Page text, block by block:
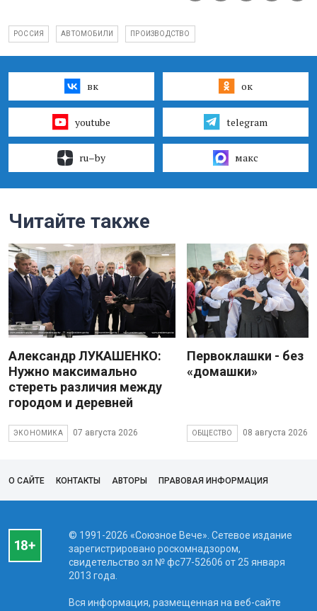
РОССИЯ АВТОМОБИЛИ ПРОИЗВОДСТВО
вк ок
youtube telegram
ru–by макс
Читайте также
Александр ЛУКАШЕНКО:
Нужно максимально
стереть различия между
городом и деревней
ЭКОНОМИКА 07 августа 2026
Первоклашки - без
«домашки»
ОБЩЕСТВО 08 августа 2026
О САЙТЕ КОНТАКТЫ АВТОРЫ ПРАВОВАЯ ИНФОРМАЦИЯ
© 1991-2026 «Союзное Вече». Сетевое издание
зарегистрировано роскомнадзором,
свидетельство эл № фc77-52606 от 25 января
2013 года.
Вся информация, размещенная на веб-сайте